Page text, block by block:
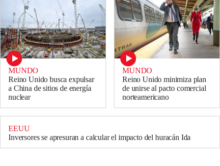
MUNDO
Reino Unido busca expulsar
a China de sitios de energía
nuclear
MUNDO
Reino Unido minimiza plan
de unirse al pacto comercial
norteamericano
EEUU
Inversores se apresuran a calcular el impacto del huracán Ida